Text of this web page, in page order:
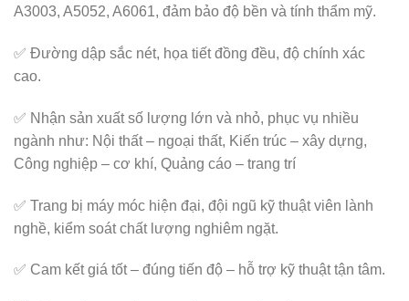
A3003, A5052, A6061, đảm bảo độ bền và tính thẩm mỹ.
✅ Đường dập sắc nét, họa tiết đồng đều, độ chính xác
cao.
✅ Nhận sản xuất số lượng lớn và nhỏ, phục vụ nhiều
ngành như: Nội thất – ngoại thất, Kiến trúc – xây dựng,
Công nghiệp – cơ khí, Quảng cáo – trang trí
✅ Trang bị máy móc hiện đại, đội ngũ kỹ thuật viên lành
nghề, kiểm soát chất lượng nghiêm ngặt.
✅ Cam kết giá tốt – đúng tiến độ – hỗ trợ kỹ thuật tận tâm.